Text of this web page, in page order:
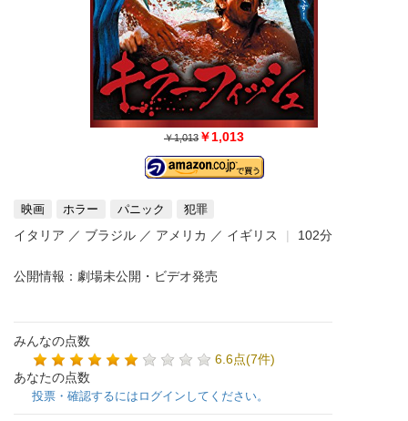
￥1,013 ￥1,013
映画 ホラー パニック 犯罪
イタリア ／ ブラジル ／ アメリカ ／ イギリス 102分
公開情報：劇場未公開・ビデオ発売
みんなの点数
6.6点(7件)
あなたの点数
投票・確認するにはログインしてください。